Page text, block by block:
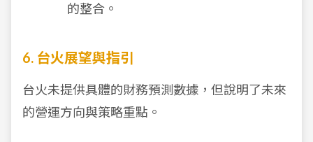
的整合。
6. 台火展望與指引
台火未提供具體的財務預測數據，但說明了未來
的營運方向與策略重點。